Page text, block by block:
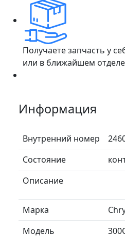
Получаете запчасть у
или в ближайшем
Информация
Внутренний номер
Состояние
Описание
Марка
Модель